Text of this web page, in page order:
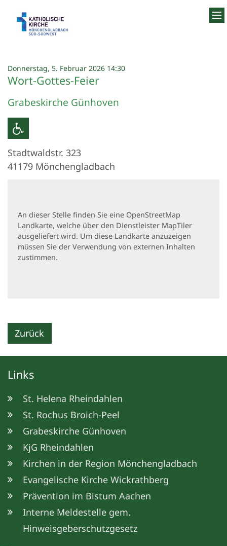
Donnerstag, 5. Februar 2026 14:30:
Wort-Gottes-Feier
Grabeskirche Günhoven
Stadtwaldstr. 323
41179 Mönchengladbach
An dieser Stelle finden Sie eine OpenStreetMap
Landkarte, welche über den Dienstleister MapTiler
ausgeliefert wird. Um diese Landkarte anzuzeigen
müssen Sie der Verwendung von externen Inhalten
zustimmen.
Zurück
Links
St. Helena Rheindahlen
St. Rochus Broich-Peel
Grabeskirche Günhoven
KjG Rheindahlen
Kirchen in der Region Mönchengladbach
Evangelische Kirche Wickrathberg
Prävention im Bistum Aachen
Interne Meldestelle gem.
Hinweisgeberschutzgesetz